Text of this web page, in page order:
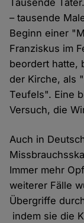
Tausende
– tausende
Beginn einer
Franziskus im
beordert hatte,
der Kirche, als
Teufels". Eine
Versuch, die
Auch in
Immer mehr
weiterer Fälle
Übergriffe
indem sie die